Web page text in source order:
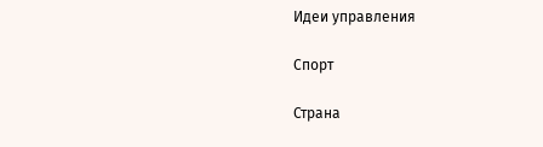
Идеи управления
Спорт
Страна